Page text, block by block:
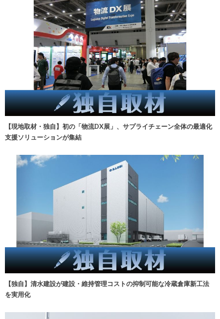
【現地取材・独自】初の「物流DX展」、サプライチェーン全体の最適化
支援ソリューションが集結
【独自】清水建設が建設・維持管理コストの抑制可能な冷蔵倉庫新工法
を実用化